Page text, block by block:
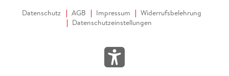
Datenschutz AGB Impressum
Widerrufsbelehrung
Datenschutzeinstellungen